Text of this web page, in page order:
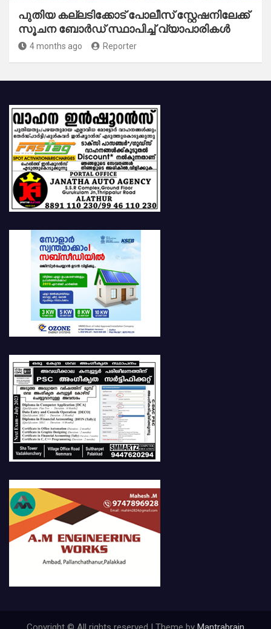
പുതിയ കല്ലടിക്കോട് പോലീസ് സ്റ്റേഷനിലേക്ക്
സൂചന ബോർഡ് സ്ഥാപിച്ച് വ്യാപാരികൾ
4 months ago Reporter